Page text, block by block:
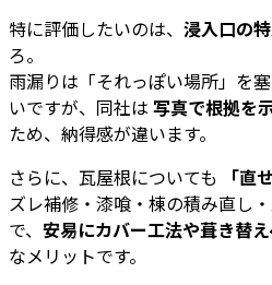
特に評価したいのは、 浸入口の
ろ。
雨漏りは「それっぽい場所」を
いですが、同社は 写真で根拠を
ため、納得感が違います。
さらに、瓦屋根についても
「直
ズレ補修・漆喰・棟の積み直し
で、 安易にカバー工法や葺き替
なメリットです。